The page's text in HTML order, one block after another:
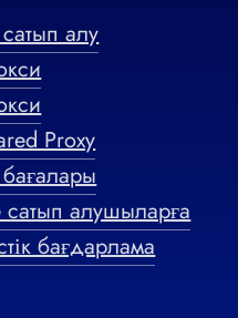
алу
Proxy
сатып алушыларға
бағдарлама